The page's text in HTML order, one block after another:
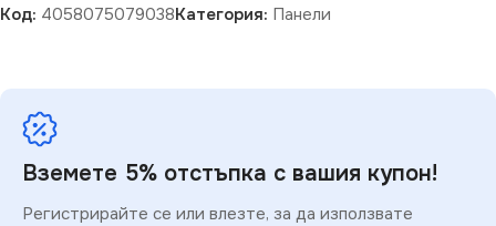
Код: 4058075079038Категория: Панели
Вземете 5% отстъпка с вашия купон!
Регистрирайте се или влезте, за да използвате